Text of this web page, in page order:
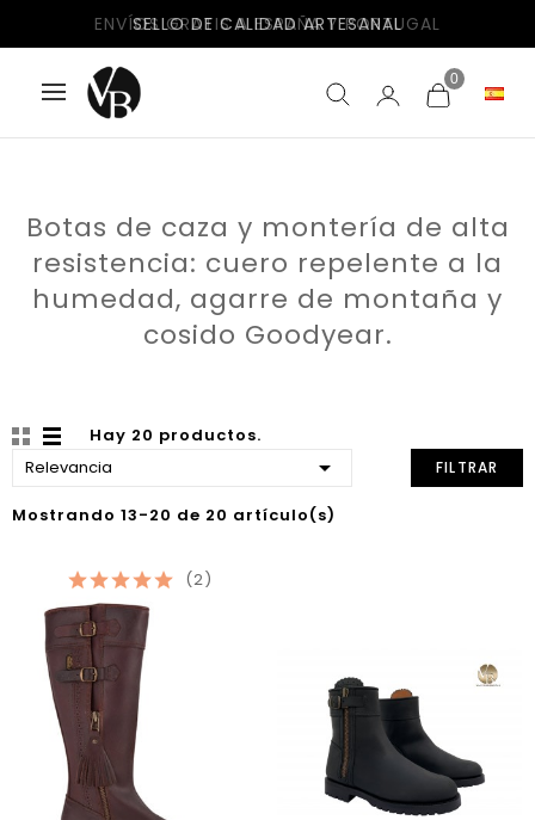
ENVÍOS GRATIS A ESPAÑA Y PORTUGAL
0
Botas de caza y montería de alta
resistencia: cuero repelente a la
humedad, agarre de montaña y
cosido Goodyear.
Hay 20 productos.
Relevancia
 FILTRAR
Mostrando 13-20 de 20 artículo(s)
(2)